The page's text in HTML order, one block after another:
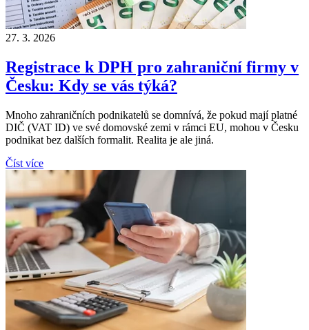
27. 3. 2026
Registrace k DPH pro zahraniční firmy v
Česku: Kdy se vás týká?
Mnoho zahraničních podnikatelů se domnívá, že pokud mají platné
DIČ (VAT ID) ve své domovské zemi v rámci EU, mohou v Česku
podnikat bez dalších formalit. Realita je ale jiná.
Číst více